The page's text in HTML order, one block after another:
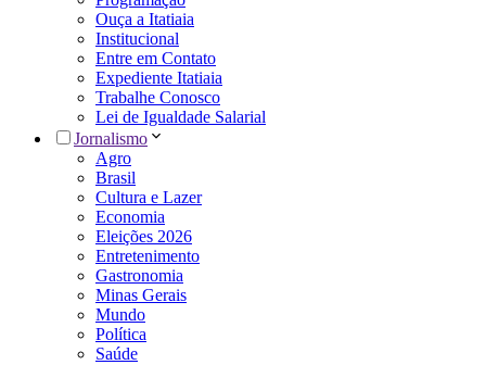
Ouça a Itatiaia
Institucional
Entre em Contato
Expediente Itatiaia
Trabalhe Conosco
Lei de Igualdade Salarial
Jornalismo
Agro
Brasil
Cultura e Lazer
Economia
Eleições 2026
Entretenimento
Gastronomia
Minas Gerais
Mundo
Política
Saúde